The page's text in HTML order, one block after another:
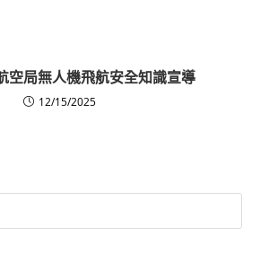
空局無人機飛航安全知識宣導
12/15/2025